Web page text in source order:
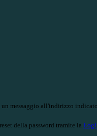
messaggio all'indirizzo
della password tramite la